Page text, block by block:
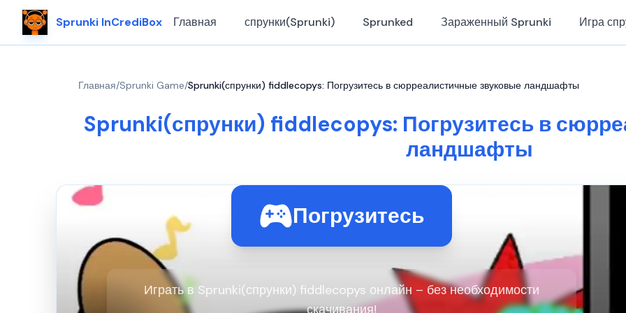
Sprunki InCrediBox Главная спрунки(Sprunki) Sprunked Зараженный Sprunki Игра
Главная/Sprunki Game/Sprunki(спрунки) fiddlecopys: Погрузитесь в сюрреалистичные звуковые ландшафты
Sprunki(спрунки) fiddlecopys: Погрузитесь в
ландшафты
Погрузитесь
Играть в Sprunki(спрунки) fiddlecopys онлайн – без необходимости
скачивания!